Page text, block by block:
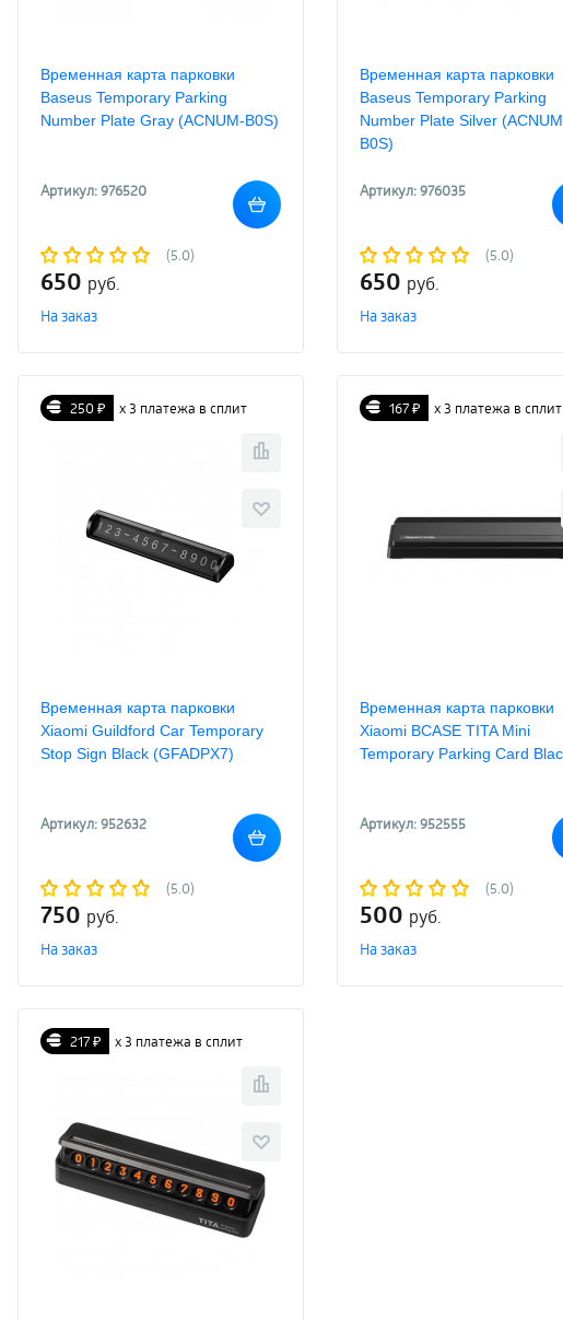
Временная карта парковки
Baseus Temporary Parking
Number Plate Gray (ACNUM-B0S)
Артикул: 976520
(5.0)
650 руб.
На заказ
Временная карта парковки
Baseus Temporary Parking
Number Plate Silver
B0S)
Артикул: 976035
(5.0)
650 руб.
На заказ
250 ₽ х 3 платежа в сплит
Временная карта парковки
Xiaomi Guildford Car Temporary
Stop Sign Black (GFADPX7)
Артикул: 952632
(5.0)
750 руб.
На заказ
167 ₽ х 3 платежа в сплит
Временная карта парковки
Xiaomi BCASE TITA Mini
Temporary Parking Card
Артикул: 952555
(5.0)
500 руб.
На заказ
217 ₽ х 3 платежа в сплит